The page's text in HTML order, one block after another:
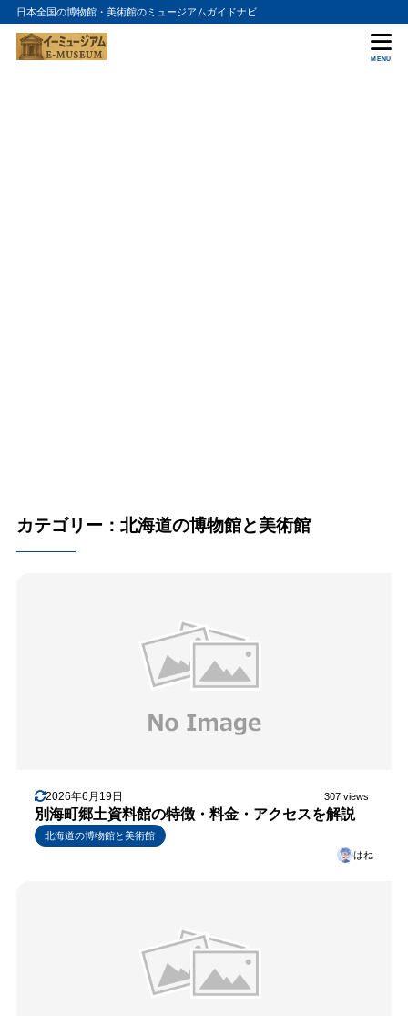
日本全国の博物館・美術館のミュージアムガイドナビ
MENU
カテゴリー：北海道の博物館と美術館
2026年6月19日 307 views
別海町郷土資料館の特徴・料金・アクセスを解説
北海道の博物館と美術館
はね